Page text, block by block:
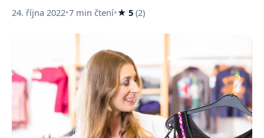
24. října 2022•7 min čtení•★ 5 (2)